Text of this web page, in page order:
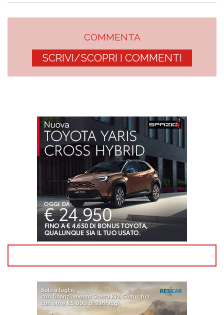
COMMENTA
SCRIVI/SCOPRI I COMMENTI